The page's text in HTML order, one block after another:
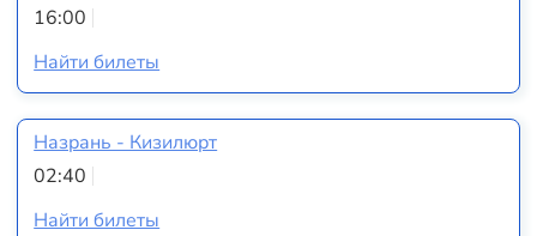
16:00
Найти билеты
Назрань - Кизилюрт
02:40
Найти билеты